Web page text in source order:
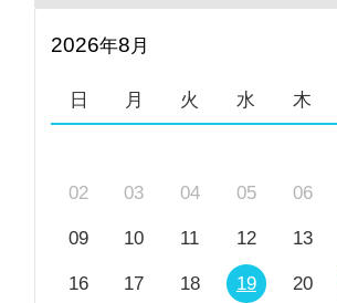
2026年8 月
日 月 火 水 木
02 03 04 05 06
09 10 11 12 13
16 17 18 19 20